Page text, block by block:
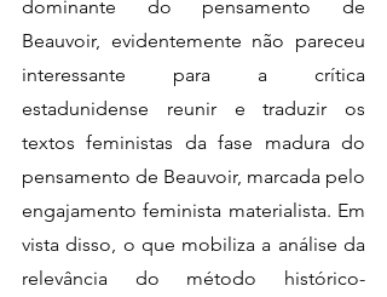
dominante do pensamento de
Beauvoir, evidentemente não pareceu
interessante para a crítica
estadunidense reunir e traduzir os
textos feministas da fase madura do
pensamento de Beauvoir, marcada pelo
engajamento feminista materialista. Em
vista disso, o que mobiliza a análise da
relevância do método histórico-